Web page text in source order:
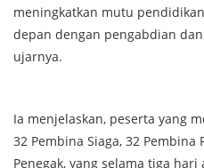
meningkatkan mutu
depan dengan pengabdian
ujarnya.
Ia menjelaskan, peserta yang
32 Pembina Siaga, 32 Pembina
Penegak, yang selama tiga